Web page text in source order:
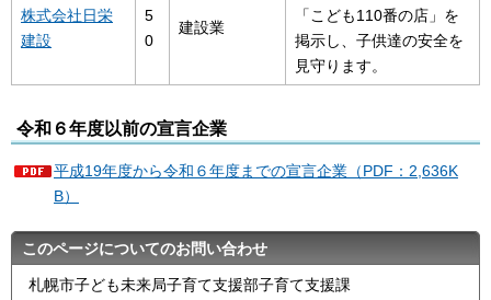
株式会社日栄
建設
5
0
建設業
「こども110番の店」を
掲示し、子供達の安全を
見守ります。
令和６年度以前の宣言企業
平成19年度から令和６年度までの宣言企業（PDF：2,636K
B）
このページについてのお問い合わせ
札幌市子ども未来局子育て支援部子育て支援課